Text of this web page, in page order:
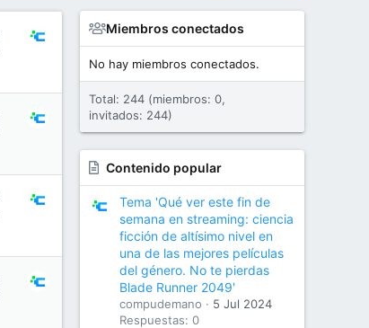
Miembros conectados
No hay miembros conectados.
Total: 244 (miembros: 0,
invitados: 244)
Contenido popular
Tema 'Qué ver este fin de
semana en streaming: ciencia
ficción de altísimo nivel en
una de las mejores películas
del género. No te pierdas
Blade Runner 2049'
compudemano
5 Jul 2024
Respuestas: 0